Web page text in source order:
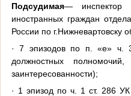
Подсудимая— инспектор
иностранных граждан
России по г.Нижневартовску
· 7 эпизодов по п. «е» ч.
должностных
заинтересованности);
· 1 эпизод по ч. 1 ст. 286